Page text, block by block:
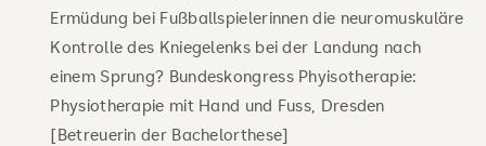
Ermüdung bei Fußballspielerinnen die neuromuskuläre
Kontrolle des Kniegelenks bei der Landung nach
einem Sprung? Bundeskongress Phyisotherapie:
Physiotherapie mit Hand und Fuss, Dresden
[Betreuerin der Bachelorthese]